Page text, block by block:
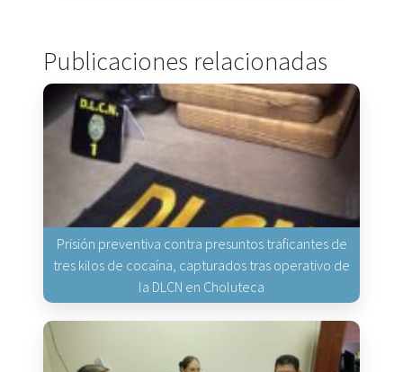
Publicaciones relacionadas
Prisión preventiva contra presuntos traficantes de
tres kilos de cocaína, capturados tras operativo de
la DLCN en Choluteca